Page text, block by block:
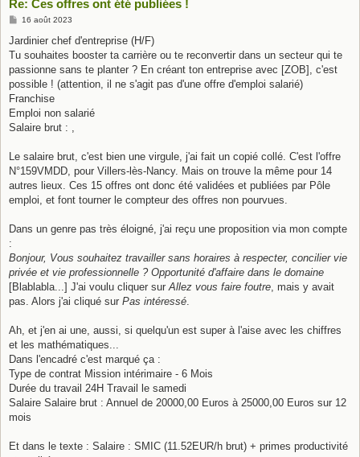
Re: Ces offres ont été publiées !
M
s
a
g
16 août 2023
Jardinier chef d'entreprise (H/F)
Tu souhaites booster ta carrière ou te reconvertir dans un secteur qui te
passionne sans te planter ? En créant ton entreprise avec [ZOB], c'est
possible ! (attention, il ne s'agit pas d'une offre d'emploi salarié)
Franchise
Emploi non salarié
Salaire brut : ,
Le salaire brut, c'est bien une virgule, j'ai fait un copié collé. C'est l'offre
N°159VMDD, pour Villers-lès-Nancy. Mais on trouve la même pour 14
autres lieux. Ces 15 offres ont donc été validées et publiées par Pôle
emploi, et font tourner le compteur des offres non pourvues.
Dans un genre pas très éloigné, j'ai reçu une proposition via mon compte
:
Bonjour, Vous souhaitez travailler sans horaires à respecter, concilier vie
privée et vie professionnelle ? Opportunité d'affaire dans le domaine
[Blablabla...] J'ai voulu cliquer sur Allez vous faire foutre , mais y avait
pas. Alors j'ai cliqué sur Pas intéressé
Ah, et j'en ai une, aussi, si quelqu'un est super à l'aise avec les chiffres
et les mathématiques...
Dans l'encadré c'est marqué ça :
Type de contrat Mission intérimaire - 6 Mois
Durée du travail 24H Travail le samedi
Salaire Salaire brut : Annuel de 20000,00 Euros à 25000,00 Euros sur 12
mois
Et dans le texte : Salaire : SMIC (11.52EUR/h brut) + primes productivité